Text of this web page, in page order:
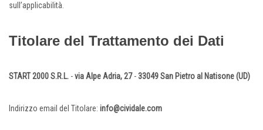
sull’applicabilità.
Titolare del Trattamento dei Dati
START 2000 S.R.L. -via Alpe Adria, 27-33049 San Pietro al Natisone (UD)
Indirizzo email del Titolare: info@cividale.com